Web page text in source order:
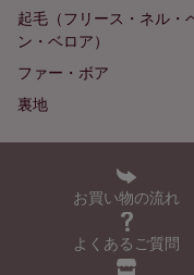
起毛（フリース・ネル・
ン・ベロア）
ファー・ボア
裏地
お買い物の流れ
よくあるご質問